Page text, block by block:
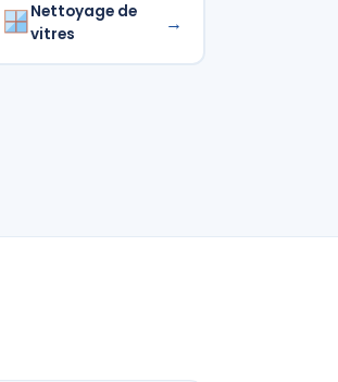
Nettoyage de
vitres
→